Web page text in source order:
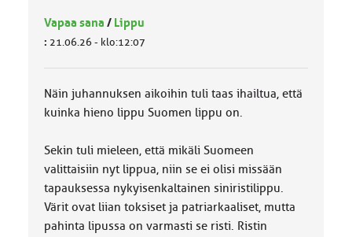
Vapaa sana / Lippu
: 21.06.26 - klo:12:07
Näin juhannuksen aikoihin tuli taas ihailtua, että
kuinka hieno lippu Suomen lippu on.
Sekin tuli mieleen, että mikäli Suomeen
valittaisiin nyt lippua, niin se ei olisi missään
tapauksessa nykyisenkaltainen siniristilippu.
Värit ovat liian toksiset ja patriarkaaliset, mutta
pahinta lipussa on varmasti se risti. Ristin